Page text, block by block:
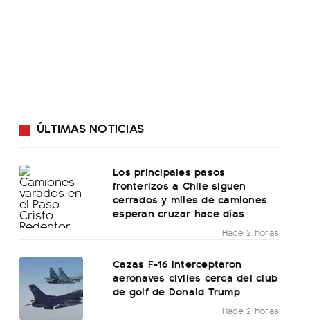
ÚLTIMAS NOTICIAS
Los principales pasos
fronterizos a Chile siguen
cerrados y miles de camiones
esperan cruzar hace días
Hace 2 horas
Cazas F-16 interceptaron
aeronaves civiles cerca del club
de golf de Donald Trump
Hace 2 horas